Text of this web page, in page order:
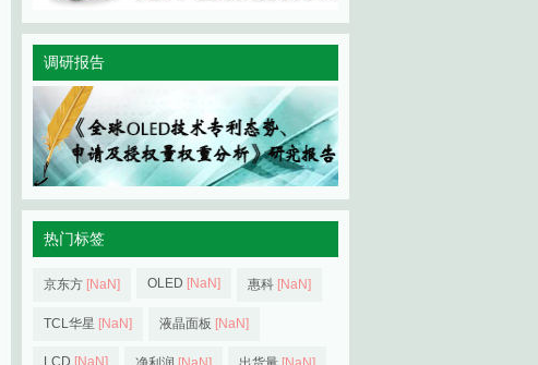
调研报告
热门标签
京东方 [NaN] OLED [NaN] 惠科 [NaN]
TCL华星 [NaN] 液晶面板 [NaN]
LCD [NaN]